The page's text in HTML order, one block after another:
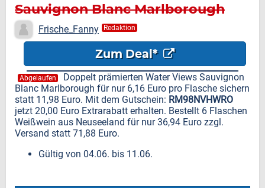
Sauvignon Blanc Marlborough
für nur 6,16 Euro
Frische_Fanny Redaktion
Zum Deal*
Abgelaufen
Doppelt prämierten Water Views Sauvignon
Blanc Marlborough für nur 6,16 Euro pro Flasche sichern
statt 11,98 Euro. Mit dem Gutschein: RM98NVHWRO
jetzt 20,00 Euro Extrarabatt erhalten. Bestellt 6 Flaschen
Weißwein aus Neuseeland für nur 36,94 Euro zzgl.
Versand statt 71,88 Euro.
Gültig von 04.06. bis 11.06.